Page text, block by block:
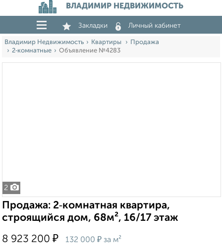
ВЛАДИМИР НЕДВИЖИМОСТЬ
Закладки Личный кабинет
Владимир Недвижимость Квартиры
Продажа
2‑комнатные
Объявление №4283
2
Продажа: 2‑комнатная квартира,
строящийся дом, 68м², 16/17 этаж
8 923 200 ₽ 132 000 ₽ за м²